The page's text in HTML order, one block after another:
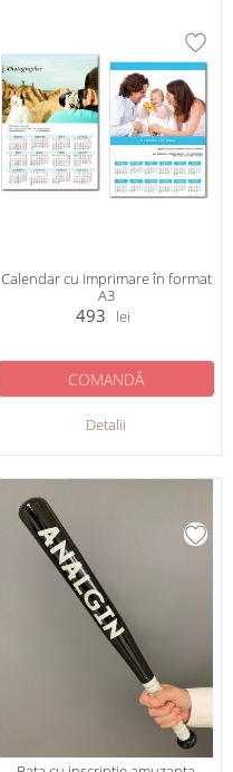
Calendar cu imprimare în format
А3
493 lei
Detalii
COMANDĂ